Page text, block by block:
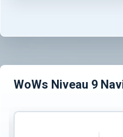
WoWs Niveau 9